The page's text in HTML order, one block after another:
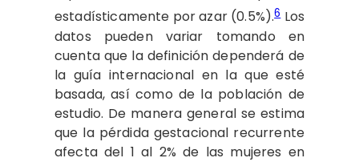
estadísticamente por azar (0.5%).6Los
datos pueden variar tomando en
cuenta que la definición dependerá de
la guía internacional en la que esté
basada, así como de la población de
estudio. De manera general se estima
que la pérdida gestacional recurrente
afecta del 1 al 2% de las mujeres en